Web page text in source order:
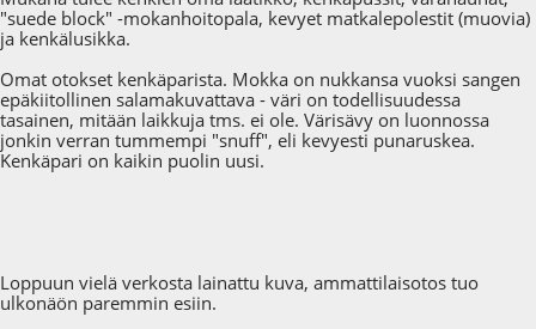
"suede block" -mokanhoitopala, kevyet matkalepolestit (muovia)
ja kenkälusikka.
Omat otokset kenkäparista. Mokka on nukkansa vuoksi sangen
epäkiitollinen salamakuvattava - väri on todellisuudessa
tasainen, mitään laikkuja tms. ei ole. Värisävy on luonnossa
jonkin verran tummempi "snuff", eli kevyesti punaruskea.
Kenkäpari on kaikin puolin uusi.
Loppuun vielä verkosta lainattu kuva, ammattilaisotos tuo
ulkonäön paremmin esiin.